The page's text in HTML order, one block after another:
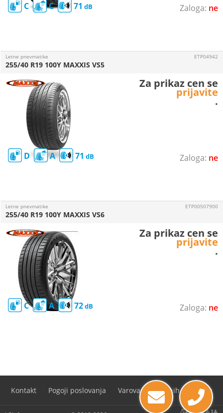
ne
C C 71
ne
Letne pnevmatike
D A 71
255/40 R19 100Y MAXXIS VS5
ETP04942
Za prikaz cen se
prijavite
.
ne
Letne pnevmatike
C A 72
255/40 R19 100Y MAXXIS VS6
ETP00507900
Za prikaz cen se
prijavite
.
Kontakt Pogoji poslovanja Varovanje osebnih podatkov